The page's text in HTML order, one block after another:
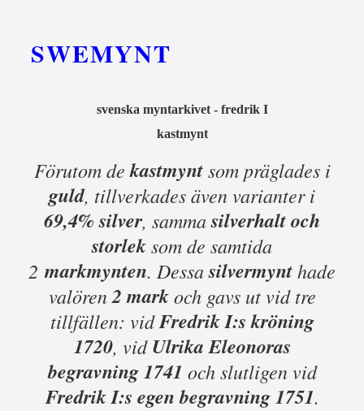
SWEMYNT
svenska myntarkivet - fredrik I
kastmynt
Förutom dekastmyntsom präglades i
guld, tillverkades även varianter i
69,4% silver, sammasilverhalt och
storleksom de samtida
2markmynten. Dessasilvermynthade
valören2 markoch gavs ut vid tre
tillfällen: vidFredrik I:s kröning
1720, vidUlrika Eleonoras
begravning 1741 och slutligen vid
Fredrik I:s egen begravning 1751.